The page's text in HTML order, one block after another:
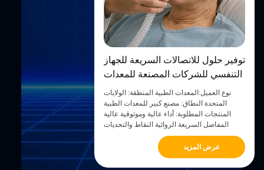
توفير حلول للاتصالات السريعة للجهاز
التنفسي للشركات المصنعة للمعدات
الطبية الكبيرة
نوع العميل:المعدات الطبية المنطقة: الولايات
المتحدة النطاق: مصنع كبير للمعدات الطبية
المنتجات المطلوبة: أداء عالية وموثوقية عالية
المفاصل السريعة الروائية النقاط والتحديات
الشركة مصنعة معروفة للمعدات الطبية على
نطاق واسع، وتشمل التحديات التي تواجهها:لا
يمكن لموردي المكونات الحاليين تلبية التوسع
القص...
عرض المزيد